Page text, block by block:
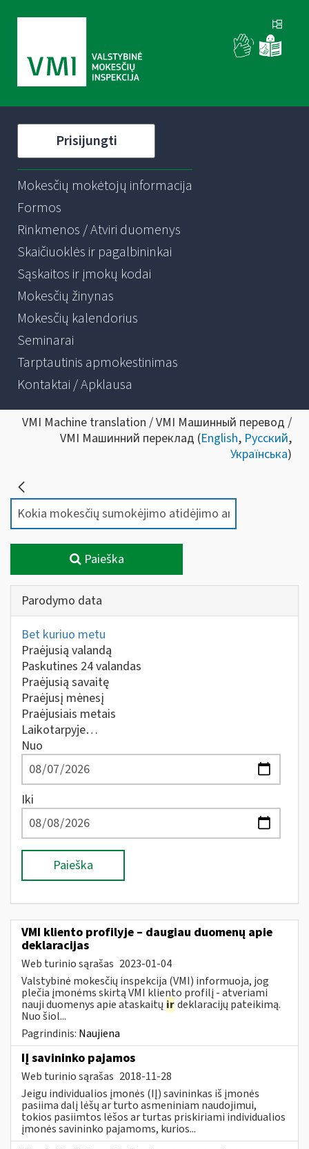
Prisijungti
Mokesčių mokėtojų informacija
Formos
Rinkmenos / Atviri duomenys
Skaičiuoklės ir pagalbininkai
Sąskaitos ir įmokų kodai
Mokesčių žinynas
Mokesčių kalendorius
Seminarai
Tarptautinis apmokestinimas
Kontaktai / Apklausa
VMI Machine translation / VMI Машинный перевод /
VMI Машинний переклад (English, Русский,
Українська)
Paieška
Parodymo data
Bet kuriuo metu
Praėjusią valandą
Paskutines 24 valandas
Praėjusią savaitę
Praėjusį mėnesį
Praėjusiais metais
Laikotarpyje…
Nuo
Iki
Paieška
VMI kliento profilyje – daugiau duomenų apie
deklaracijas
Web turinio sąrašas 2023-01-04
Valstybinė mokesčių inspekcija (VMI) informuoja, jog
plečia įmonėms skirtą VMI kliento profilį - atveriami
nauji duomenys apie ataskaitų irdeklaracijų pateikimą.
Nuo šiol...
Pagrindinis: Naujiena
IĮ savininko pajamos
Web turinio sąrašas 2018-11-28
Jeigu individualios įmonės (IĮ) savininkas iš įmonės
pasiima dalį lėšų ar turto asmeniniam naudojimui,
tokios pasiimtos lėšos ar turtas priskiriami individualios
įmonės savininko pajamoms, kurios...